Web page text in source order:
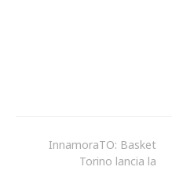
InnamoraTO: Basket
Torino lancia la